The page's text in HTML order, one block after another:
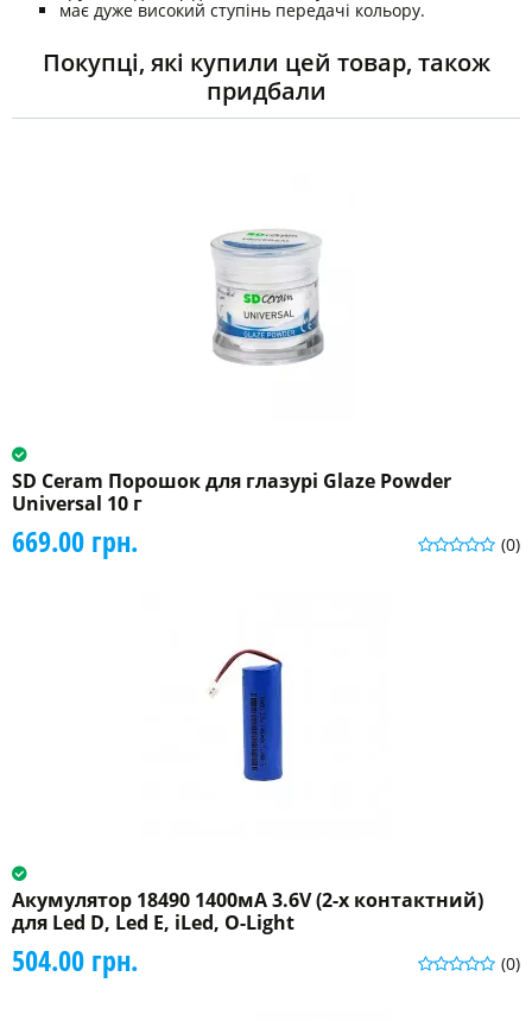
має дуже високий ступінь передачі кольору.
Покупці, які купили цей товар, також
придбали
SD Ceram Порошок для глазурі Glaze Powder
Universal 10 г
(0)
669.00 грн.
Акумулятор 18490 1400мА 3.6V (2-х контактний)
для Led D, Led E, iLed, O-Light
(0)
504.00 грн.